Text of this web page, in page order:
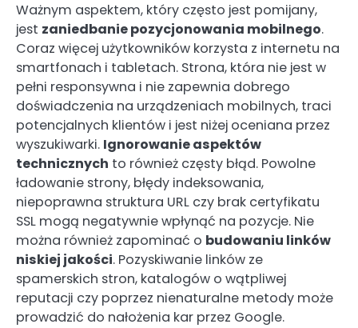
Ważnym aspektem, który często jest pomijany,
jest zaniedbanie pozycjonowania mobilnego.
Coraz więcej użytkowników korzysta z internetu na
smartfonach i tabletach. Strona, która nie jest w
pełni responsywna i nie zapewnia dobrego
doświadczenia na urządzeniach mobilnych, traci
potencjalnych klientów i jest niżej oceniana przez
wyszukiwarki. Ignorowanie aspektów
technicznych to również częsty błąd. Powolne
ładowanie strony, błędy indeksowania,
niepoprawna struktura URL czy brak certyfikatu
SSL mogą negatywnie wpłynąć na pozycje. Nie
można również zapominać o budowaniu linków
niskiej jakości. Pozyskiwanie linków ze
spamerskich stron, katalogów o wątpliwej
reputacji czy poprzez nienaturalne metody może
prowadzić do nałożenia kar przez Google.